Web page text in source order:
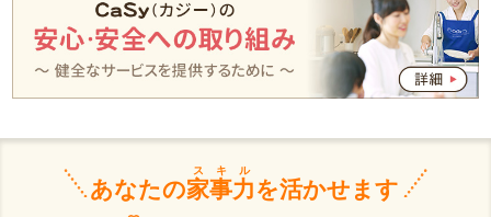
あなたの家事力
スキル
を活かせます